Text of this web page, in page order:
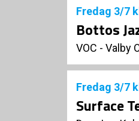
Fredag 3/7
Bottos
VOC - Valby
Fredag 3/7
Surface